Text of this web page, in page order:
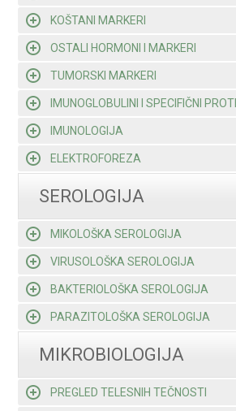
KOŠTANI MARKERI
OSTALI HORMONI I MARKERI
TUMORSKI MARKERI
IMUNOGLOBULINI I SPECIFIČNI
IMUNOLOGIJA
ELEKTROFOREZA
SEROLOGIJA
MIKOLOŠKA SEROLOGIJA
VIRUSOLOŠKA SEROLOGIJA
BAKTERIOLOŠKA SEROLOGIJA
PARAZITOLOŠKA SEROLOGIJA
MIKROBIOLOGIJA
PREGLED TELESNIH TEČNOSTI